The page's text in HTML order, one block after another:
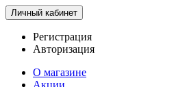
Личный кабинет
Регистрация
Авторизация
О магазине
Акции